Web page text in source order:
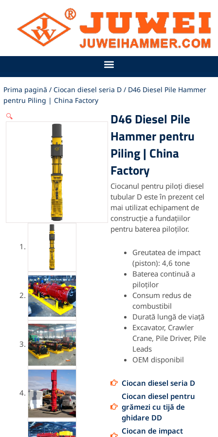
conținut
Prima pagină / Ciocan diesel seria D / D46 Diesel Pile Hammer
pentru Piling | China Factory
🔍
D46 Diesel Pile
Hammer pentru
Piling | China
Factory
Ciocanul pentru piloți diesel
tubular D este în prezent cel
mai utilizat echipament de
construcție a fundațiilor
pentru baterea piloților.
Greutatea de impact
(piston): 4,6 tone
Baterea continuă a
piloților
Consum redus de
combustibil
Durată lungă de viață
Excavator, Crawler
Crane, Pile Driver, Pile
Leads
OEM disponibil
Ciocan diesel seria D
Ciocan diesel pentru
grămezi cu tijă de
ghidare DD
Ciocan de impact